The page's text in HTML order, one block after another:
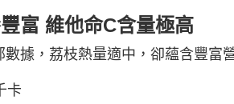
豐富 維他命C含量極高
據，荔枝熱量適中，卻蘊含豐富
卡